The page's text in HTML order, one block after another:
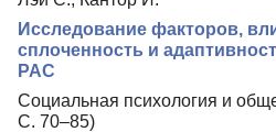
Исследование факторов,
сплоченность и
РАС
Социальная психология и
С. 70–85)